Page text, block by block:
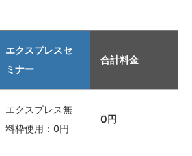
エクスプレスセ
ミナー
合計料金
エクスプレス無
料枠使用：0円
0円